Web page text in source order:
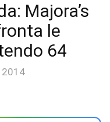
Majora’s
le
64
2014